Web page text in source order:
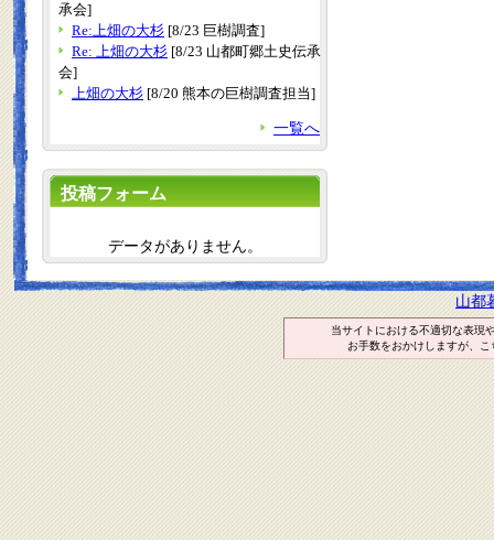
承会]
Re:上畑の大杉 [8/23 巨樹調査]
Re: 上畑の大杉 [8/23 山都町郷土史伝承
会]
上畑の大杉 [8/20 熊本の巨樹調査担当]
一覧へ
投稿フォーム
データがありません。
山都
当サイトにおける不適切な表現
お手数をおかけしますが、こ